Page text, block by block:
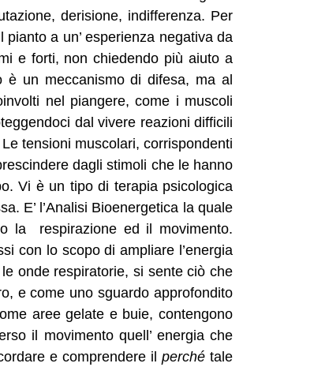
derisione, indifferenza. Per
a un’ esperienza negativa da
e forti, non chiedendo più aiuto a
è un meccanismo di difesa, ma al
nel piangere, come i muscoli
dal vivere reazioni difficili
tensioni muscolari, corrispondenti
dagli stimoli che le hanno
Vi è un tipo di terapia psicologica
E’ l’Analisi Bioenergetica la quale
la respirazione ed il movimento.
con lo scopo di ampliare l’energia
onde respiratorie, si sente ciò che
e come uno sguardo approfondito
aree gelate e buie, contengono
il movimento quell’ energia che
e comprendere ilperchétale